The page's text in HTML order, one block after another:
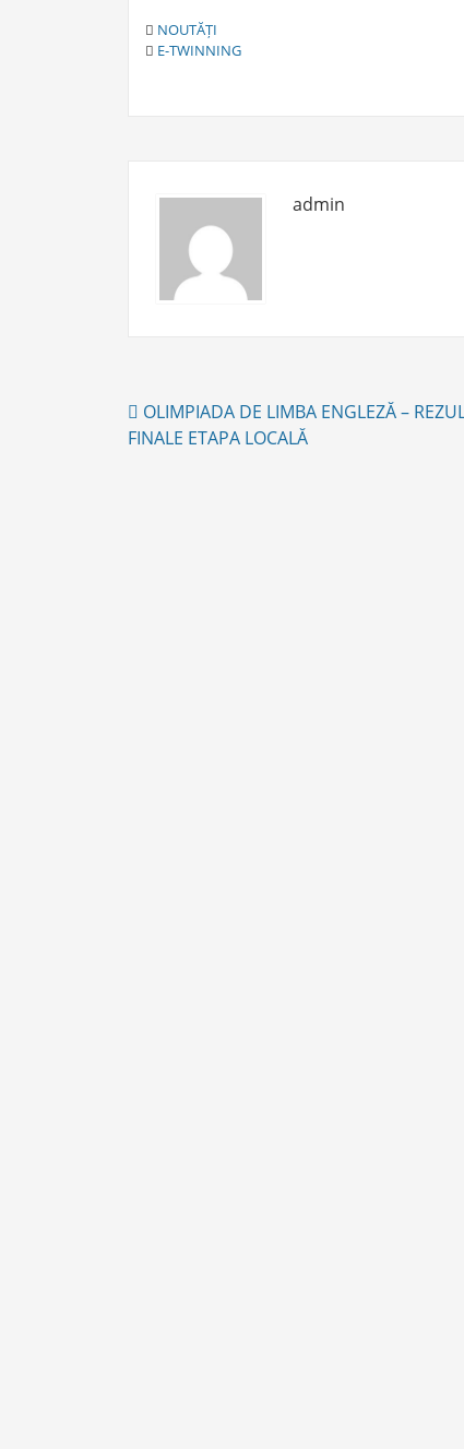
C
A
E
NOUTĂȚI
T
E-TWINNING
admin
Post
navigation
OLIMPIADA DE LIMBA ENGLEZĂ –
FINALE ETAPA LOCALĂ